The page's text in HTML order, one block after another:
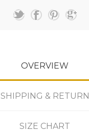
OVERVIEW
SHIPPING & RETURN
SIZE CHART